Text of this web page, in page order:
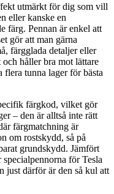
utmärkt för dig som vill
eller kanske en
färg. Pennan är enkel att
gör att man gärna
färgglada detaljer eller
håller bra mot lättare
flera tunna lager för bästa
färgkod, vilket gör
– den är alltså inte rätt
färgmatchning är
om rostskydd, så på
grundskydd. Jämfört
för Tesla
just därför är den så kul att